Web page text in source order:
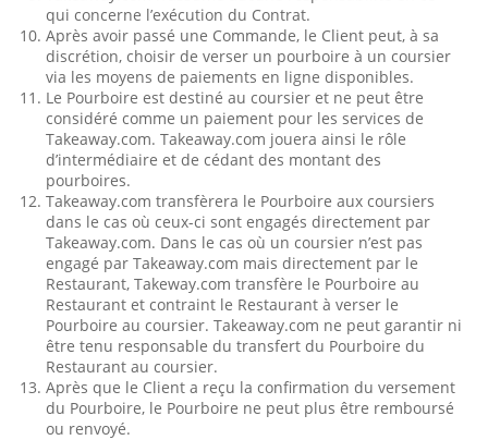
qui concerne l’exécution du Contrat.
Après avoir passé une Commande, le Client peut, à sa
discrétion, choisir de verser un pourboire à un coursier
via les moyens de paiements en ligne disponibles.
Le Pourboire est destiné au coursier et ne peut être
considéré comme un paiement pour les services de
Takeaway.com. Takeaway.com jouera ainsi le rôle
d’intermédiaire et de cédant des montant des
pourboires.
Takeaway.com transfèrera le Pourboire aux coursiers
dans le cas où ceux-ci sont engagés directement par
Takeaway.com. Dans le cas où un coursier n’est pas
engagé par Takeaway.com mais directement par le
Restaurant, Takeway.com transfère le Pourboire au
Restaurant et contraint le Restaurant à verser le
Pourboire au coursier. Takeaway.com ne peut garantir ni
être tenu responsable du transfert du Pourboire du
Restaurant au coursier.
Après que le Client a reçu la confirmation du versement
du Pourboire, le Pourboire ne peut plus être remboursé
ou renvoyé.